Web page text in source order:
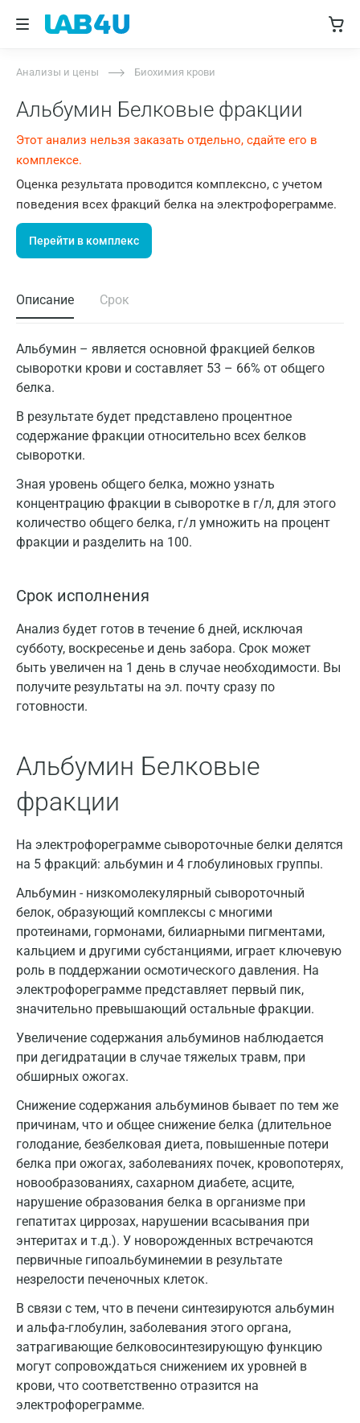
Анализы и цены Биохимия крови
Альбумин Белковые фракции
Этот анализ нельзя заказать отдельно, сдайте его в
комплексе.
Оценка результата проводится комплексно, с учетом
поведения всех фракций белка на электрофореграмме.
Перейти в комплекс
Описание Срок
Альбумин – является основной фракцией белков
сыворотки крови и составляет 53 – 66% от общего
белка.
В результате будет представлено процентное
содержание фракции относительно всех белков
сыворотки.
Зная уровень общего белка, можно узнать
концентрацию фракции в сыворотке в г/л, для этого
количество общего белка, г/л умножить на процент
фракции и разделить на 100.
Срок исполнения
Анализ будет готов в течение 6 дней, исключая
субботу, воскресенье и день забора. Срок может
быть увеличен на 1 день в случае необходимости. Вы
получите результаты на эл. почту сразу по
готовности.
Альбумин Белковые
фракции
На электрофореграмме сывороточные белки делятся
на 5 фракций: альбумин и 4 глобулиновых группы.
Альбумин - низкомолекулярный сывороточный
белок, образующий комплексы с многими
протеинами, гормонами, билиарными пигментами,
кальцием и другими субстанциями, играет ключевую
роль в поддержании осмотического давления. На
электрофореграмме представляет первый пик,
значительно превышающий остальные фракции.
Увеличение содержания альбуминов наблюдается
при дегидратации в случае тяжелых травм, при
обширных ожогах.
Снижение содержания альбуминов бывает по тем же
причинам, что и общее снижение белка (длительное
голодание, безбелковая диета, повышенные потери
белка при ожогах, заболеваниях почек, кровопотерях,
новообразованиях, сахарном диабете, асците,
нарушение образования белка в организме при
гепатитах циррозах, нарушении всасывания при
энтеритах и т.д.). У новорожденных встречаются
первичные гипоальбуминемии в результате
незрелости печеночных клеток.
В связи с тем, что в печени синтезируются альбумин
и альфа-глобулин, заболевания этого органа,
затрагивающие белковосинтезирующую функцию
могут сопровождаться снижением их уровней в
крови, что соответственно отразится на
электрофореграмме.
Москва
Санкт-Петербург
Нижний Новгород
Казань
Альметьевск
Апрелевка
Армавир
Астрахань
Барнаул
Брянск
Великий Новгород